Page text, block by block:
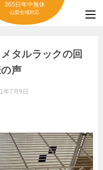
365日年中無休
山梨全域対応
タルラックの回
声
年7月9日